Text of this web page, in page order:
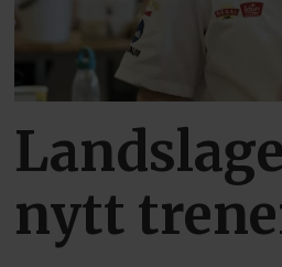
nytt